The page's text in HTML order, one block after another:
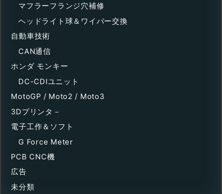
マフラーフランジ穴補修
ヘッドライト球＆ワイパー交換
自動車技術
CAN通信
ホンダ モンキー
DC-CDIユニット
MotoGP / Moto2 / Moto3
3Dプリンタ－
電子工作＆ソフト
G Force Meter
PCB CNC機
広告
未分類